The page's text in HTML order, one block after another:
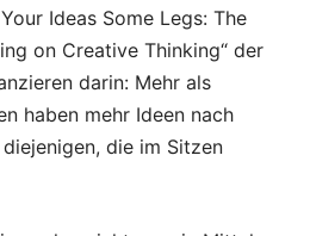
Ideas Some Legs: The
on Creative Thinking“ der
darin: Mehr als
haben mehr Ideen nach
die im Sitzen